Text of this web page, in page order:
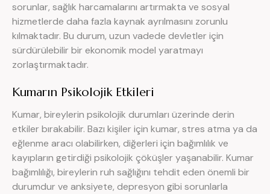
sorunlar, sağlık harcamalarını artırmakta ve sosyal
hizmetlerde daha fazla kaynak ayrılmasını zorunlu
kılmaktadır. Bu durum, uzun vadede devletler için
sürdürülebilir bir ekonomik model yaratmayı
zorlaştırmaktadır.
Kumarın Psikolojik Etkileri
Kumar, bireylerin psikolojik durumları üzerinde derin
etkiler bırakabilir. Bazı kişiler için kumar, stres atma ya da
eğlenme aracı olabilirken, diğerleri için bağımlılık ve
kayıpların getirdiği psikolojik çöküşler yaşanabilir. Kumar
bağımlılığı, bireylerin ruh sağlığını tehdit eden önemli bir
durumdur ve anksiyete, depresyon gibi sorunlarla